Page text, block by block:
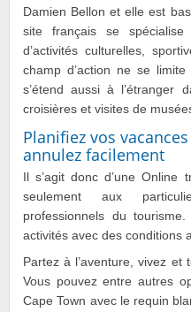
Damien Bellon et elle est
site français se
d’activités culturelles,
champ d’action ne se
s’étend aussi à l’étranger
croisières et visites de
Planifiez vos
annulez facilement
Il s’agit donc d’une Online
seulement aux
professionnels du
activités avec des conditions
Partez à l’aventure, vivez et
Vous pouvez entre autres
Cape Town avec le requin